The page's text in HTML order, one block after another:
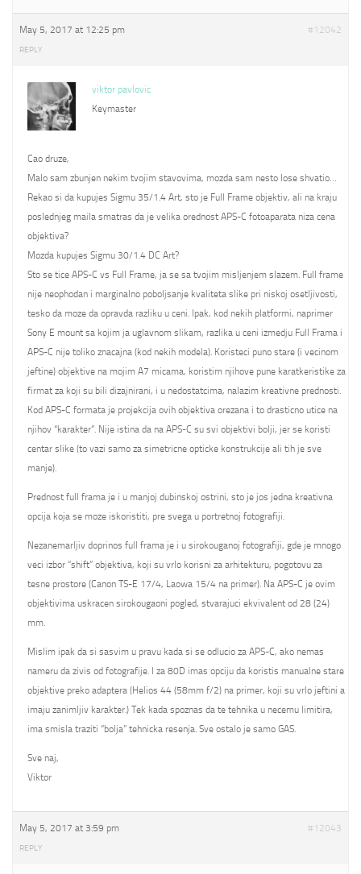
May 5, 2017 at 12:25 pm #12042
REPLY
viktor pavlovic
Keymaster
Cao druze,
Malo sam zbunjen nekim tvojim stavovima, mozda sam nesto lose shvatio…
Rekao si da kupujes Sigmu 35/1.4 Art, sto je Full Frame objektiv, ali na kraju
poslednjeg maila smatras da je velika orednost APS-C fotoaparata niza cena
objektiva?
Mozda kupujes Sigmu 30/1.4 DC Art?
Sto se tice APS-C vs Full Frame, ja se sa tvojim misljenjem slazem. Full frame
nije neophodan i marginalno poboljsanje kvaliteta slike pri niskoj osetljivosti,
tesko da moze da opravda razliku u ceni. Ipak, kod nekih platformi, naprimer
Sony E mount sa kojim ja uglavnom slikam, razlika u ceni izmedju Full Frama i
APS-C nije toliko znacajna (kod nekih modela). Koristeci puno stare (i vecinom
jeftine) objektive na mojim A7 micama, koristim njihove pune karatkeristike za
firmat za koji su bili dizajnirani, i u nedostatcima, nalazim kreativne prednosti.
Kod APS-C formata je projekcija ovih objektiva orezana i to drasticno utice na
njihov “karakter”. Nije istina da na APS-C su svi objektivi bolji, jer se koristi
centar slike (to vazi samo za simetricne opticke konstrukcije ali tih je sve
manje).
Prednost full frama je i u manjoj dubinskoj ostrini, sto je jos jedna kreativna
opcija koja se moze iskoristiti, pre svega u portretnoj fotografiji.
Nezanemarljiv doprinos full frama je i u sirokouganoj fotografiji, gde je mnogo
veci izbor “shift” objektiva, koji su vrlo korisni za arhitekturu, pogotovu za
tesne prostore (Canon TS-E 17/4, Laowa 15/4 na primer). Na APS-C je ovim
objektivima uskracen sirokougaoni pogled, stvarajuci ekvivalent od 28 (24)
mm.
Mislim ipak da si sasvim u pravu kada si se odlucio za APS-C, ako nemas
nameru da zivis od fotografije. I za 80D imas opciju da koristis manualne stare
objektive preko adaptera (Helios 44 (58mm f/2) na primer, koji su vrlo jeftini a
imaju zanimljiv karakter.) Tek kada spoznas da te tehnika u necemu limitira,
ima smisla traziti “bolja” tehnicka resenja. Sve ostalo je samo GAS.
Sve naj,
Viktor
May 5, 2017 at 3:59 pm #12043
REPLY